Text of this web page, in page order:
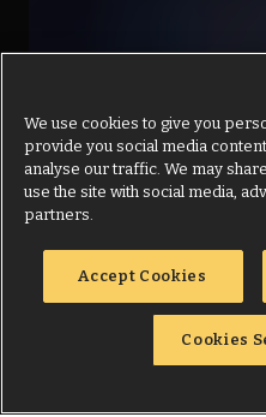
We use cookies to give you
provide you social media
analyse our traffic. We may
use the site with social media,
partners.
Accept Cookies
Cookies